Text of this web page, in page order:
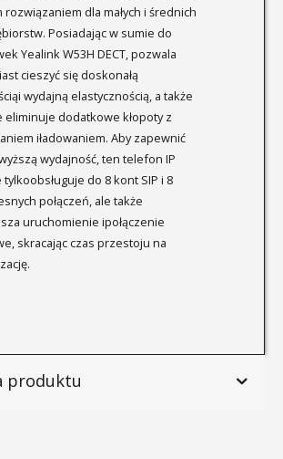
rozwiązaniem dla małych i średnich
Posiadając w sumie do
Yealink W53H DECT, pozwala
cieszyć się doskonałą
wydajną elastycznością, a także
eliminuje dodatkowe kłopoty z
iładowaniem. Aby zapewnić
wydajność, ten telefon IP
tylkoobsługuje do 8 kont SIP i 8
połączeń, ale także
uruchomienie ipołączenie
skracając czas przestoju na
produktu